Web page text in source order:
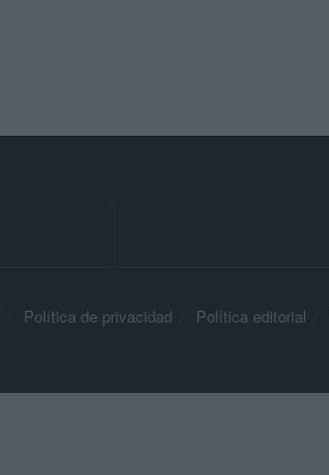
Política de privacidad Política editorial